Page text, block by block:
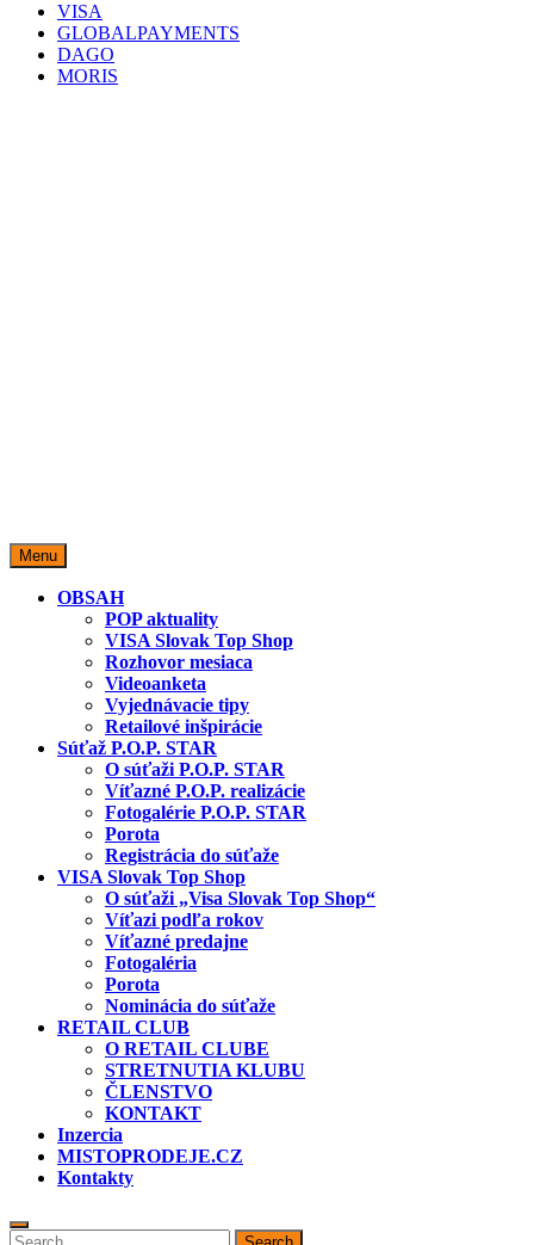
VISA
GLOBALPAYMENTS
DAGO
MORIS
Menu
OBSAH
POP aktuality
VISA Slovak Top Shop
Rozhovor mesiaca
Videoanketa
Vyjednávacie tipy
Retailové inšpirácie
Súťaž P.O.P. STAR
O súťaži P.O.P. STAR
Víťazné P.O.P. realizácie
Fotogalérie P.O.P. STAR
Porota
Registrácia do súťaže
VISA Slovak Top Shop
O súťaži „Visa Slovak Top Shop“
Víťazi podľa rokov
Víťazné predajne
Fotogaléria
Porota
Nominácia do súťaže
RETAIL CLUB
O RETAIL CLUBE
STRETNUTIA KLUBU
ČLENSTVO
KONTAKT
Inzercia
MISTOPRODEJE.CZ
Kontakty
Search
Search